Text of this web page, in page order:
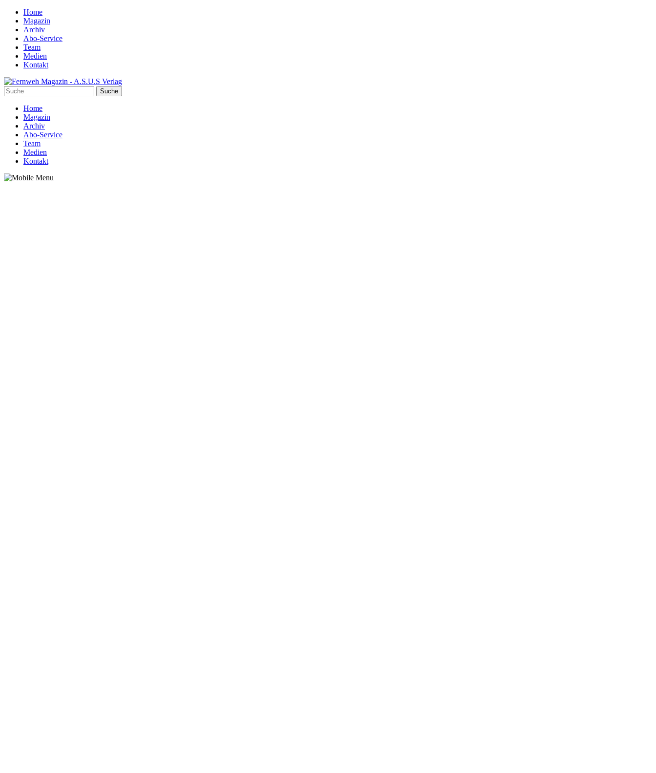
Home
Magazin
Archiv
Abo-Service
Team
Medien
Kontakt
Home
Magazin
Archiv
Abo-Service
Team
Medien
Kontakt